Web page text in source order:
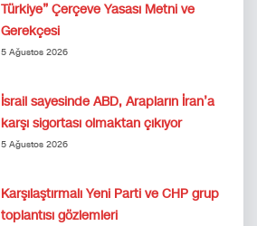
Türkiye” Çerçeve Yasası Metni ve
Gerekçesi
5 Ağustos 2026
İsrail sayesinde ABD, Arapların İran’a
karşı sigortası olmaktan çıkıyor
5 Ağustos 2026
Karşılaştırmalı Yeni Parti ve CHP grup
toplantısı gözlemleri